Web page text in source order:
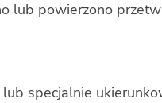
lub powierzono
specjalnie